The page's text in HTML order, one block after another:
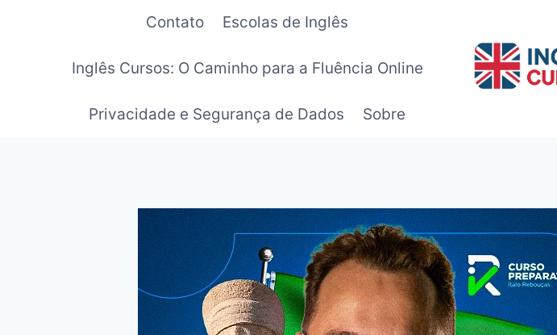
Contato Escolas de Inglês
Inglês Cursos: O Caminho para a Fluência Online
Privacidade e Segurança de Dados Sobre